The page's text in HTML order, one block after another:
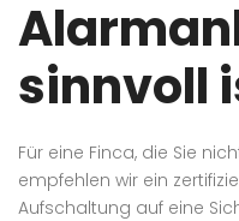
sinnvoll
Für eine Finca, die Sie
empfehlen wir ein
Aufschaltung auf eine